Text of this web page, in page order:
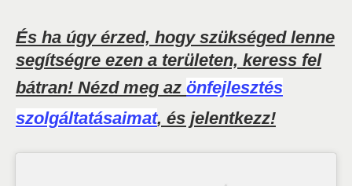
És ha úgy érzed, hogy szükséged lenne
segítségre ezen a területen, keress fel
bátran! Nézd meg az önfejlesztés
szolgáltatásaimat, és jelentkezz!